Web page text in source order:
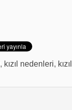
, kızıl nedenleri, kızıl